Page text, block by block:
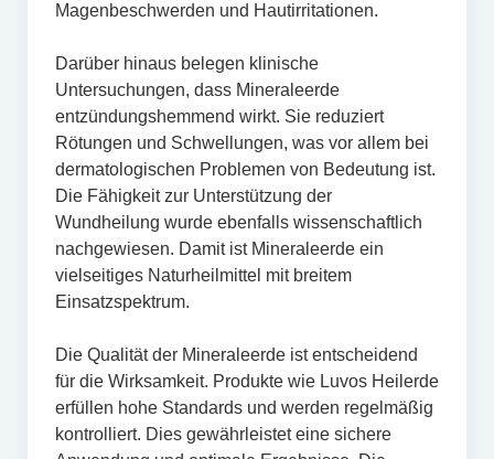
Magenbeschwerden und Hautirritationen.
Darüber hinaus belegen klinische
Untersuchungen, dass Mineraleerde
entzündungshemmend wirkt. Sie reduziert
Rötungen und Schwellungen, was vor allem bei
dermatologischen Problemen von Bedeutung ist.
Die Fähigkeit zur Unterstützung der
Wundheilung wurde ebenfalls wissenschaftlich
nachgewiesen. Damit ist Mineraleerde ein
vielseitiges Naturheilmittel mit breitem
Einsatzspektrum.
Die Qualität der Mineraleerde ist entscheidend
für die Wirksamkeit. Produkte wie Luvos Heilerde
erfüllen hohe Standards und werden regelmäßig
kontrolliert. Dies gewährleistet eine sichere